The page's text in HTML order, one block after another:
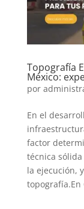
Topografía
México:
por
En el
factor
técnica
la ejecución,
topografía.En